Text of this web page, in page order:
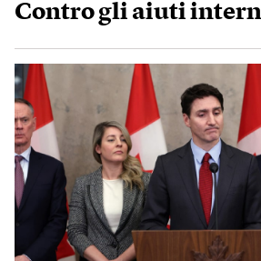
Contro gli aiuti